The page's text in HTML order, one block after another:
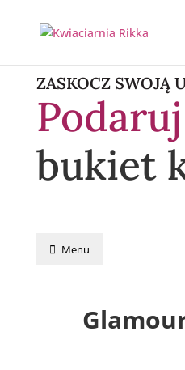
ZASKOCZ SWOJĄ
Podaruj
bukiet
Menu